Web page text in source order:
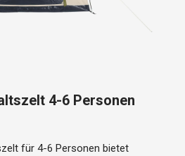
4-6 Personen
für 4-6 Personen bietet